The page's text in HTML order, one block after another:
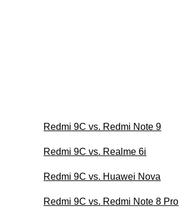
Redmi 9C vs. Redmi Note 9
Redmi 9C vs. Realme 6i
Redmi 9C vs. Huawei Nova
Redmi 9C vs. Redmi Note 8 Pro